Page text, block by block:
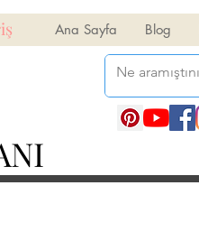
Ana Sayfa Blog